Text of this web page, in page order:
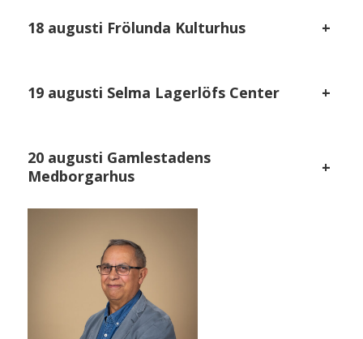
18 augusti Frölunda Kulturhus +
19 augusti Selma Lagerlöfs Center +
20 augusti Gamlestadens
Medborgarhus
+